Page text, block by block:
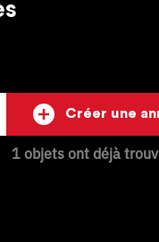
Créer une
1 objets ont déjà